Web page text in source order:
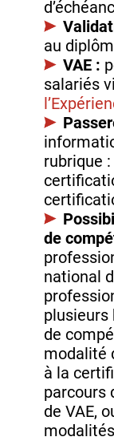
au
VAE :
salariés
rubrique
de
national
plusieurs
de
modalité
à la
parcours
de VAE,